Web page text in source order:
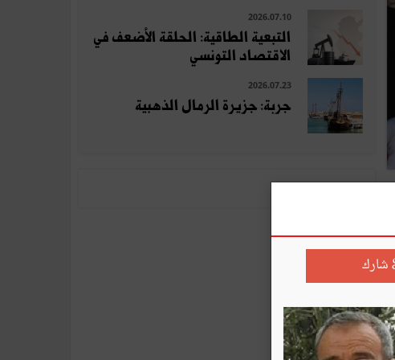
2026.07.10
التبعية الطاقية: الحلقة الأضعف في
الاقتصاد التونسي
2026.07.23
جربة: جزيرة الرمال الذهبية
شارك